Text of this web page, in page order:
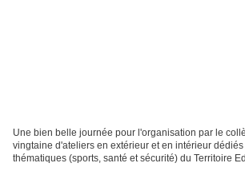
Une bien belle journée pour l'organisation par le
vingtaine d'ateliers en extérieur et en intérieur
thématiques (sports, santé et sécurité) du Territoire